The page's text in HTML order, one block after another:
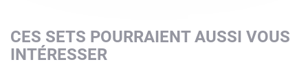
CES SETS POURRAIENT AUSSI VOUS
INTÉRESSER